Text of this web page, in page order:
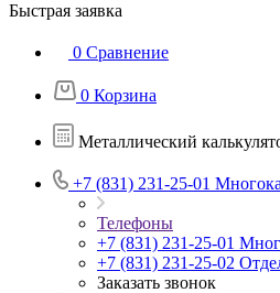
Быстрая заявка
0 Сравнение
0 Корзина
Металлический
+7 (831) 231-25-01
Телефоны
+7 (831) 231-25-01
+7 (831) 231-25-02
Заказать звонок